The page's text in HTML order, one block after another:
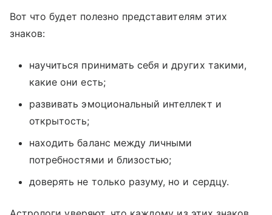
Вот что будет полезно представителям этих
знаков:
научиться принимать себя и других такими,
какие они есть;
развивать эмоциональный интеллект и
открытость;
находить баланс между личными
потребностями и близостью;
доверять не только разуму, но и сердцу.